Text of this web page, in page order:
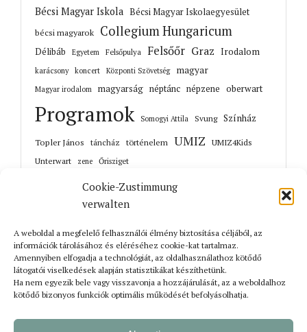
Cookie-Zustimmung
verwalten
A weboldal a megfelelő felhasználói élmény biztosítása céljából, az
információk tárolásához és eléréséhez cookie-kat tartalmaz.
Amennyiben elfogadja a technológiát, az oldalhasználathoz kötődő
látogatói viselkedések alapján statisztikákat készíthetünk.
Ha nem egyezik bele vagy visszavonja a hozzájárulását, az a weboldalhoz
kötődő bizonyos funkciók optimális működését befolyásolhatja.
Bécsi Magyar Iskola Bécsi Magyar Iskolaegyesület
bécsi magyarok Collegium Hungaricum
Délibáb Egyetem Felsőpulya Felsőőr Graz Irodalom
karácsony koncert Központi Szövetség magyar
Magyar irodalom magyarság néptánc népzene oberwart
Programok Somogyi Attila Svung Színház
Topler János táncház történelem UMIZ
UMIZ4Kids
Unterwart
zene Őrisziget
Korábbi cikkek